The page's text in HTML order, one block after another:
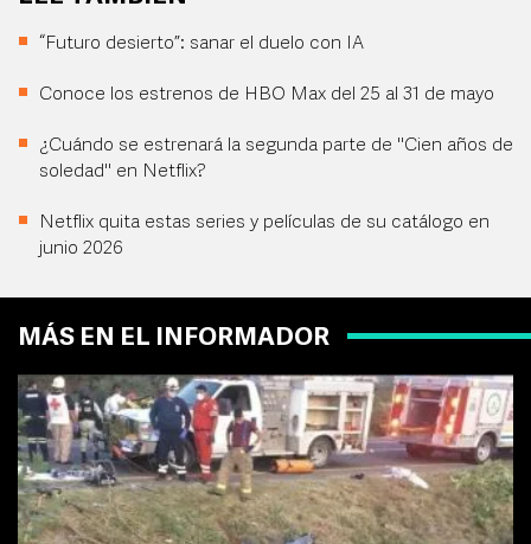
“Futuro desierto”: sanar el duelo con IA
Conoce los estrenos de HBO Max del 25 al 31 de mayo
¿Cuándo se estrenará la segunda parte de "Cien años de
soledad" en Netflix?
Netflix quita estas series y películas de su catálogo en
junio 2026
MÁS EN EL INFORMADOR